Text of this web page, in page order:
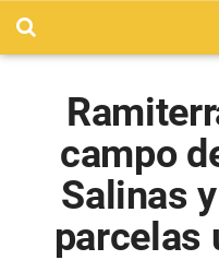
campo
Salinas
parcelas